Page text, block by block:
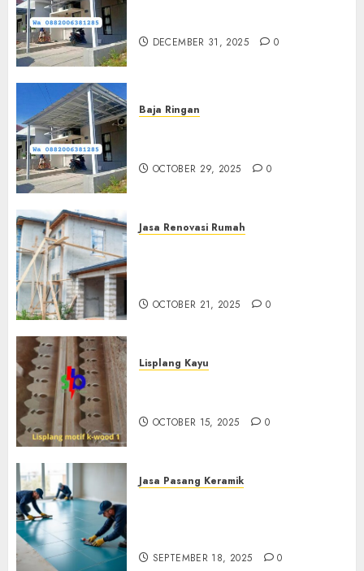
DECEMBER 31, 2025 0
Baja Ringan
OCTOBER 29, 2025 0
Jasa Renovasi Rumah
OCTOBER 21, 2025 0
Lisplang Kayu
OCTOBER 15, 2025 0
Jasa Pasang Keramik
SEPTEMBER 18, 2025 0